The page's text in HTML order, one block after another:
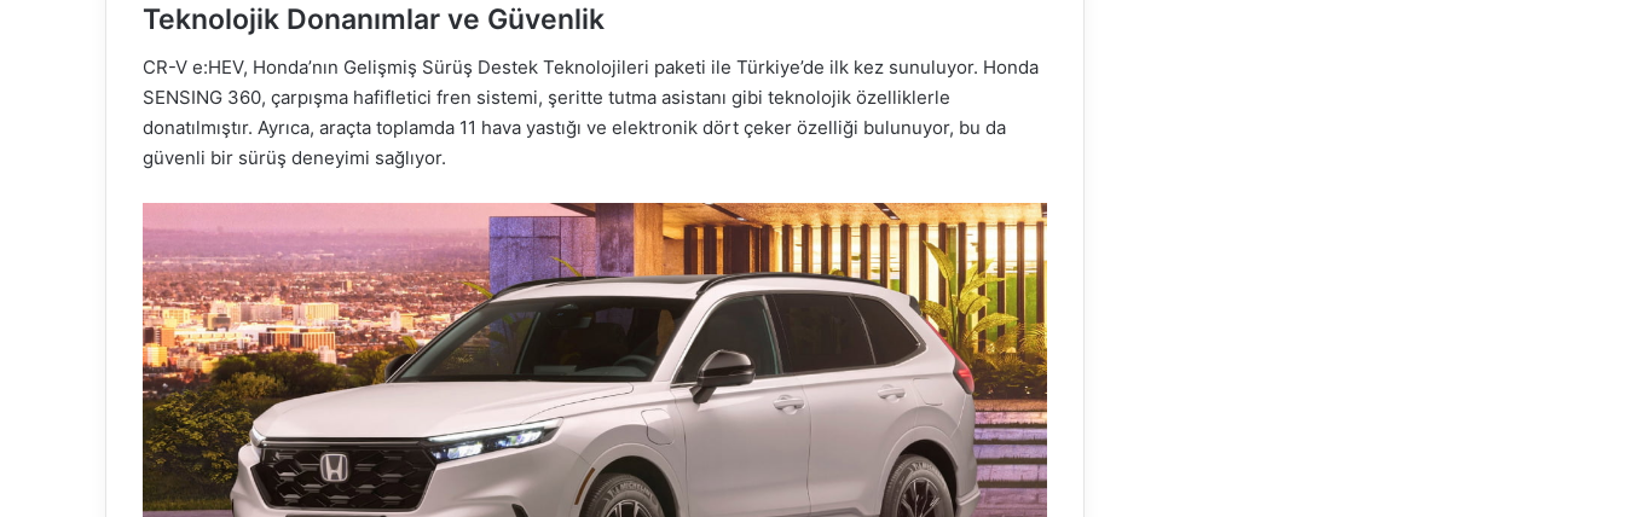
Teknolojik Donanımlar ve Güvenlik
CR-V e:HEV, Honda’nın Gelişmiş Sürüş Destek Teknolojileri paketi ile Türkiye’de ilk kez sunuluyor. Honda
SENSING 360, çarpışma hafifletici fren sistemi, şeritte tutma asistanı gibi teknolojik özelliklerle
donatılmıştır. Ayrıca, araçta toplamda 11 hava yastığı ve elektronik dört çeker özelliği bulunuyor, bu da
güvenli bir sürüş deneyimi sağlıyor.